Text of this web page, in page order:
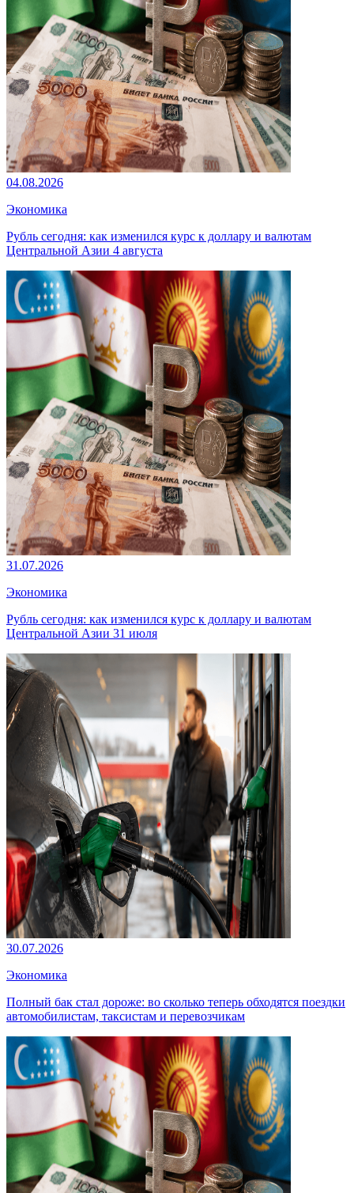
04.08.2026
Экономика
Рубль сегодня: как изменился курс к доллару и валютам
Центральной Азии 4 августа
31.07.2026
Экономика
Рубль сегодня: как изменился курс к доллару и валютам
Центральной Азии 31 июля
30.07.2026
Экономика
Полный бак стал дороже: во сколько теперь обходятся поездки
автомобилистам, таксистам и перевозчикам